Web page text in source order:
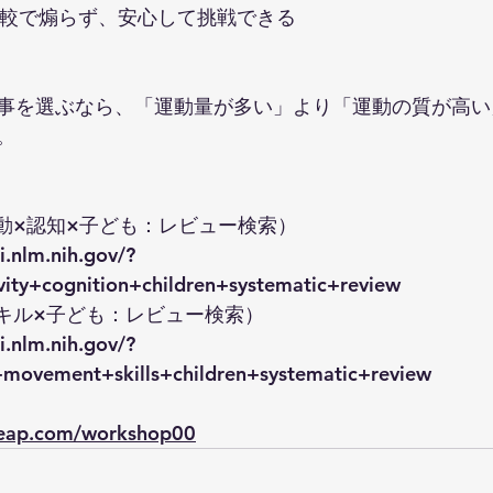
で煽らず、安心して挑戦できる
を選ぶなら、「運動量が多い」より「運動の質が高
認知×子ども：レビュー検索）
?
×子ども：レビュー検索）
?
workshop00